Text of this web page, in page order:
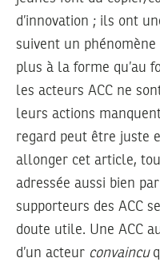
d’innovation ; ils ont
suivent un phénomène
plus à la forme qu’au
les acteurs ACC ne
leurs actions
regard peut être juste
allonger cet article,
adressée aussi bien
supporteurs des ACC
doute utile. Une ACC
d’un acteur convaincu